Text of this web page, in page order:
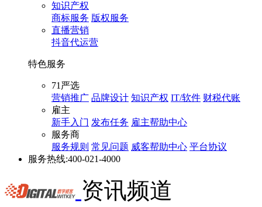
知识产权
商标服务 版权服务
直播营销
抖音代运营
特色服务
71严选
营销推广 品牌设计 知识产权 IT/软件 财税代账
雇主
新手入门 发布任务 雇主帮助中心
服务商
服务规则 常见问题 威客帮助中心 平台协议
服务热线:400-021-4000
资讯频道